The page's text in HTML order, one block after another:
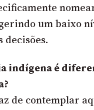
um baixo
decisões.
indígena é
de contemplar